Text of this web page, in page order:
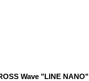
Wave "LINE NANO"